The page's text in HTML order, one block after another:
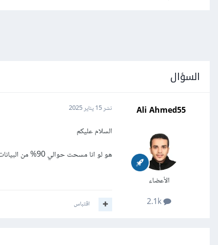
السؤال
Ali Ahmed55
الأعضاء
نشر15 يناير 2025
السلام عليكم
هو لو انا مسحت حوالي 90% من البيانات بسيب الnulls تاثير ده اي علي نموذج ؟
اقتباس